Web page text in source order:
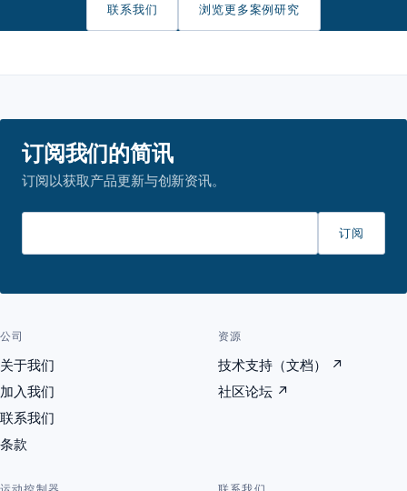
联系我们 浏览更多案例研究
订阅我们的简讯
订阅以获取产品更新与创新资讯。
订阅
公司
关于我们
加入我们
联系我们
条款
资源
技术支持（文档）
↗
社区论坛↗